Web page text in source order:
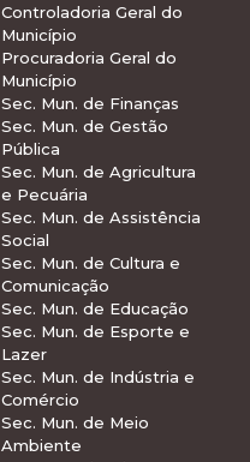
Controladoria Geral do
Município
Procuradoria Geral do
Município
Sec. Mun. de Finanças
Sec. Mun. de Gestão
Pública
Sec. Mun. de Agricultura
e Pecuária
Sec. Mun. de Assistência
Social
Sec. Mun. de Cultura e
Comunicação
Sec. Mun. de Educação
Sec. Mun. de Esporte e
Lazer
Sec. Mun. de Indústria e
Comércio
Sec. Mun. de Meio
Ambiente